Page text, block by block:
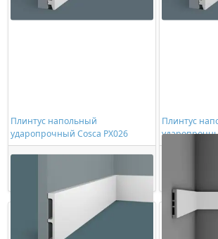
Плинтус напольный
ударопрочный Cosca PX026
884,00 ₽/шт
Купить
Плинтус